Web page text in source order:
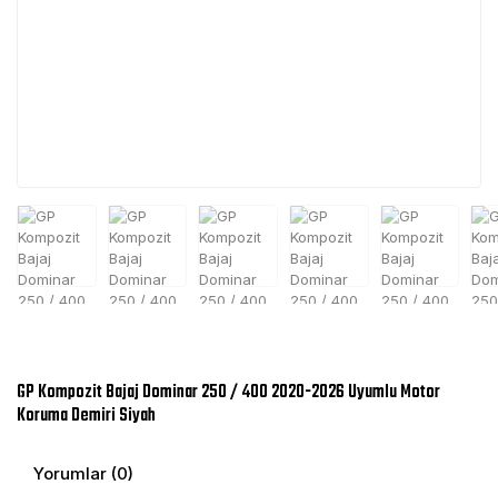
GP Kompozit Bajaj Dominar 250 / 400 2020-2026 Uyumlu Motor
Koruma Demiri Siyah
Yorumlar (0)